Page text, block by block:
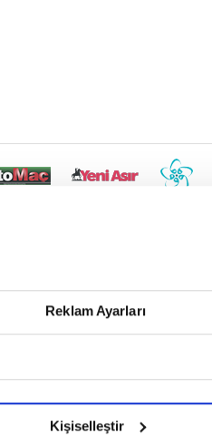
Reklam Ayarları
Kişiselleştir